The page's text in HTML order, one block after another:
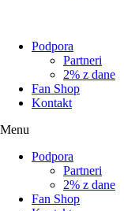
Podpora
Partneri
2% z dane
Fan Shop
Kontakt
Menu
Podpora
Partneri
2% z dane
Fan Shop